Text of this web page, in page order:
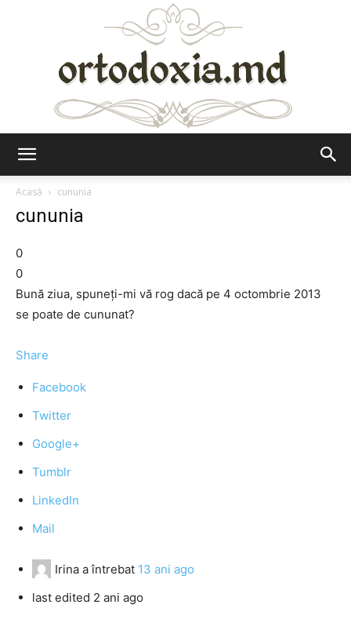
Acasă
cununia
cununia
0
0
Bună ziua, spuneţi-mi vă rog dacă pe 4 octombrie 2013
se poate de cununat?
Share
Facebook
Twitter
Google+
Tumblr
LinkedIn
Mail
Irina a întrebat 13 ani ago
last edited 2 ani ago